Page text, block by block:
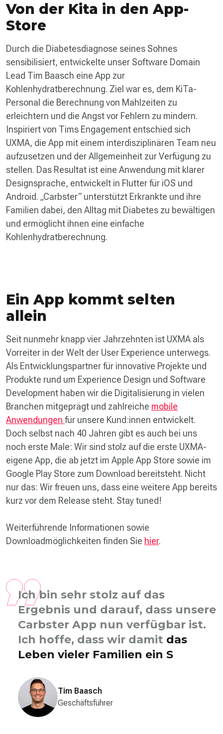
Von der Kita in den App-
Store
Durch die Diabetesdiagnose seines Sohnes
sensibilisiert, entwickelte unser Software Domain
Lead Tim Baasch eine App zur
Kohlenhydratberechnung. Ziel war es, dem KiTa-
Personal die Berechnung von Mahlzeiten zu
erleichtern und die Angst vor Fehlern zu mindern.
Inspiriert von Tims Engagement entschied sich
UXMA, die App mit einem interdisziplinären Team neu
aufzusetzen und der Allgemeinheit zur Verfügung zu
stellen. Das Resultat ist eine Anwendung mit klarer
Designsprache, entwickelt in Flutter für iOS und
Android. „Carbster“ unterstützt Erkrankte und ihre
Familien dabei, den Alltag mit Diabetes zu bewältigen
und ermöglicht ihnen eine einfache
Kohlenhydratberechnung.
Ein App kommt selten
allein
Seit nunmehr knapp vier Jahrzehnten ist UXMA als
Vorreiter in der Welt der User Experience unterwegs.
Als Entwicklungspartner für innovative Projekte und
Produkte rund um Experience Design und Software
Development haben wir die Digitalisierung in vielen
Branchen mitgeprägt und zahlreiche mobile
Anwendungen für unsere Kund:innen entwickelt.
Doch selbst nach 40 Jahren gibt es auch bei uns
noch erste Male: Wir sind stolz auf die erste UXMA-
eigene App, die ab jetzt im Apple App Store sowie im
Google Play Store zum Download bereitsteht. Nicht
nur das: Wir freuen uns, dass eine weitere App bereits
kurz vor dem Release steht. Stay tuned!
Weiterführende Informationen sowie
Downloadmöglichkeiten finden Sie hier.
Ich bin sehr stolz auf das
Ergebnis und darauf, dass unsere
Carbster App nun verfügbar ist.
Ich hoffe, dass wir damit das
Leben vieler Familien ein Stück
Tim Baasch
Geschäftsführer